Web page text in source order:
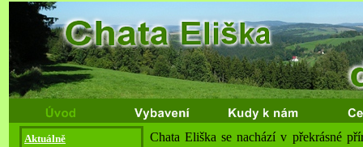
Aktuálně
Chata Eliška se nacházív překrásné